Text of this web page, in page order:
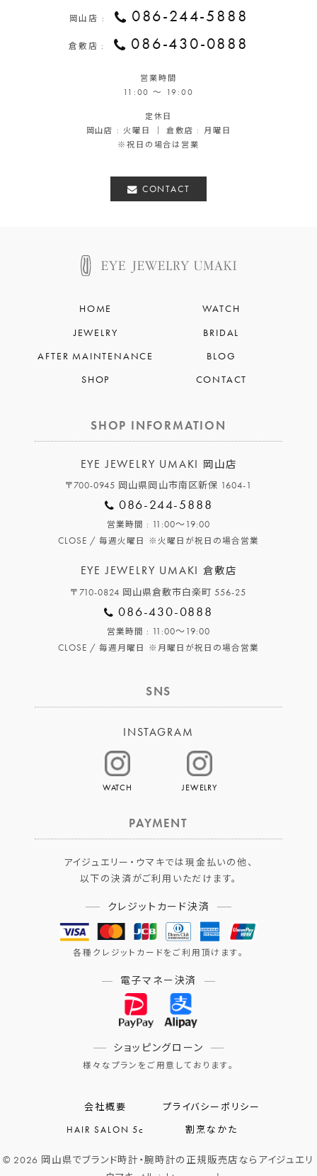
岡山店 : 086-244-5888
倉敷店 : 086-430-0888
営業時間
11:00 ～ 19:00
定休日
岡山店 : 火曜日 ｜ 倉敷店 : 月曜日
※祝日の場合は営業
CONTACT
HOME
WATCH
JEWELRY
BRIDAL
AFTER MAINTENANCE
BLOG
SHOP
CONTACT
SHOP INFORMATION
EYE JEWELRY UMAKI 岡山店
〒700-0945 岡山県岡山市南区新保 1604-1
086-244-5888
営業時間 : 11:00～19:00
CLOSE /毎週火曜日 ※火曜日が祝日の場合営業
EYE JEWELRY UMAKI 倉敷店
〒710-0824 岡山県倉敷市白楽町 556-25
086-430-0888
営業時間 : 11:00～19:00
CLOSE /毎週月曜日 ※月曜日が祝日の場合営業
SNS
INSTAGRAM
WATCH JEWELRY
PAYMENT
アイジュエリー・ウマキでは現金払いの他、
以下の決済がご利用いただけます。
クレジットカード決済
各種クレジットカードをご利用頂けます。
電子マネー決済
ショッピングローン
様々なプランをご用意しております。
会社概要
プライバシーポリシー
HAIR SALON 5c
割烹なかた
© 2026 岡山県でブランド時計・腕時計の正規販売店ならアイジュエリ